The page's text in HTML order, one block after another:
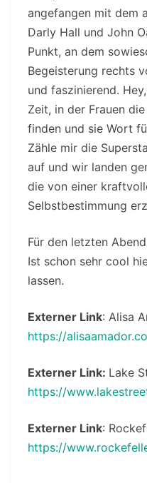
angefangen mit dem
Darly Hall und John
Punkt, an dem
Begeisterung rechts
und faszinierend.
Zeit, in der Frauen
finden und sie Wort
Zähle mir die
auf und wir landen
die von einer
Selbstbestimmung
Für den letzten
Ist schon sehr cool
lassen.
Externer Link: Alisa
https://
Externer Link: Lake
https://
Externer Link:
https://